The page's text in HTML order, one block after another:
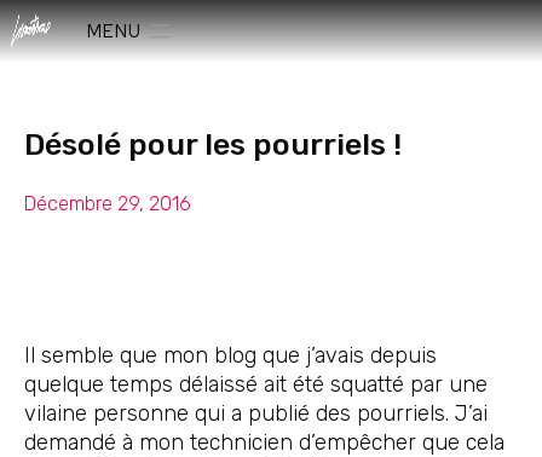
MENU
Désolé pour les pourriels !
Décembre 29, 2016
Il semble que mon blog que j’avais depuis
quelque temps délaissé ait été squatté par une
vilaine personne qui a publié des pourriels. J’ai
demandé à mon technicien d’empêcher que cela